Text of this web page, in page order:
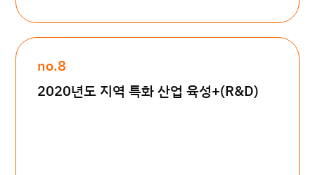
no.8
2020년도 지역 특화 산업 육성+(R&D)